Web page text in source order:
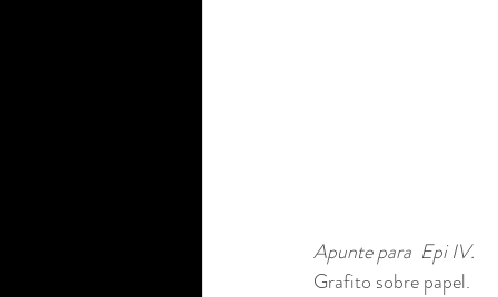
Apunte para  Epi IV.
Grafito sobre papel.